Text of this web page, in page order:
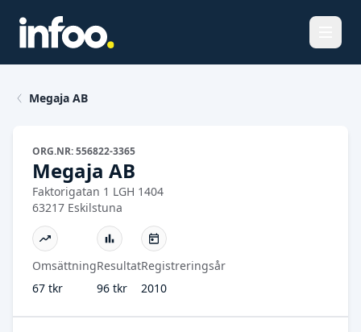
Megaja AB
ORG.NR: 556822-3365
Megaja AB
Faktorigatan 1 LGH 1404
63217 Eskilstuna
Omsättning
67 tkr
Resultat
96 tkr
Registreringsår
2010